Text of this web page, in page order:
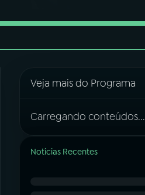
Veja mais do Programa
Carregando conteúdos...
Notícias Recentes